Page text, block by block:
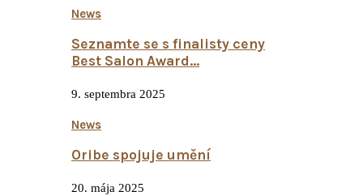
News
Seznamte se s finalisty ceny
Best Salon Award...
9. septembra 2025
News
Oribe spojuje umění
20. mája 2025